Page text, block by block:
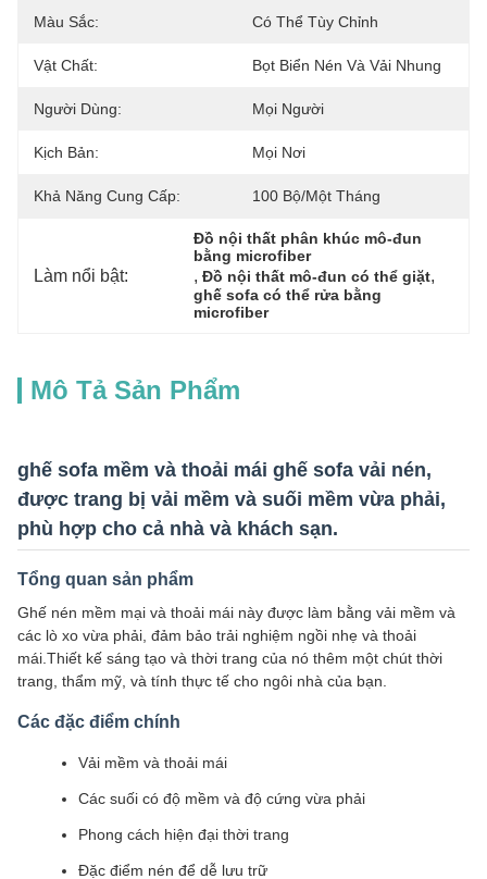
Màu Sắc: Có Thể Tùy Chỉnh
Vật Chất: Bọt Biển Nén Và Vải Nhung
Người Dùng: Mọi Người
Kịch Bản: Mọi Nơi
Khả Năng Cung Cấp: 100 Bộ/một Tháng
Làm nổi bật:
Đồ nội thất phân khúc mô-đun
bằng microfiber
, Đồ nội thất mô-đun có thể giặt,
ghế sofa có thể rửa bằng
microfiber
Mô Tả Sản Phẩm
ghế sofa mềm và thoải mái ghế sofa vải nén,
được trang bị vải mềm và suối mềm vừa phải,
phù hợp cho cả nhà và khách sạn.
Tổng quan sản phẩm
Ghế nén mềm mại và thoải mái này được làm bằng vải mềm và
các lò xo vừa phải, đảm bảo trải nghiệm ngồi nhẹ và thoải
mái.Thiết kế sáng tạo và thời trang của nó thêm một chút thời
trang, thẩm mỹ, và tính thực tế cho ngôi nhà của bạn.
Các đặc điểm chính
Vải mềm và thoải mái
Các suối có độ mềm và độ cứng vừa phải
Phong cách hiện đại thời trang
Đặc điểm nén để dễ lưu trữ